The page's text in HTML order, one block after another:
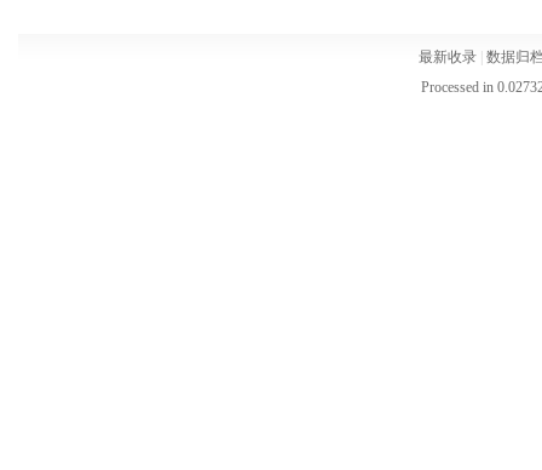
最新收录 数据归
Processed in